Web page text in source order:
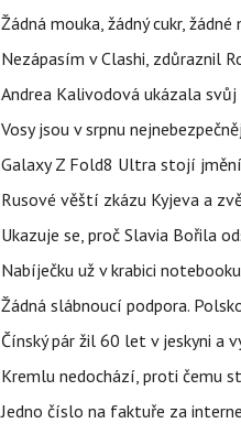
Žádná mouka, žádný cukr,
Nezápasím v Clashi, zdůraznil
Andrea Kalivodová ukázala
Vosy jsou v srpnu
Galaxy Z Fold8 Ultra stojí
Rusové věští zkázu Kyjeva a
Ukazuje se, proč Slavia Bořila
Nabíječku už v krabici
Žádná slábnoucí podpora.
Čínský pár žil 60 let v jeskyni a
Kremlu nedochází, proti čemu
Jedno číslo na faktuře za